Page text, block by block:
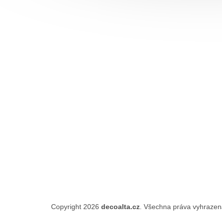
Copyright 2026 decoalta.cz . Všechna práva